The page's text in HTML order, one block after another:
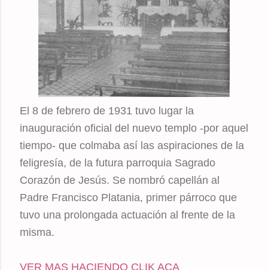
El 8 de febrero de 1931 tuvo lugar la
inauguración oficial del nuevo templo -por aquel
tiempo- que colmaba así las aspiraciones de la
feligresía, de la futura parroquia Sagrado
Corazón de Jesús. Se nombró capellán al
Padre Francisco Platania, primer párroco que
tuvo una prolongada actuación al frente de la
misma.
VER MAS HACIENDO CLIK ACA